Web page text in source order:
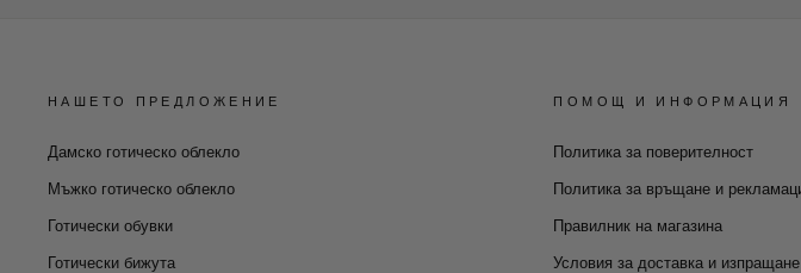
НАШЕТО ПРЕДЛОЖЕНИЕ
Дамско готическо облекло
Мъжко готическо облекло
Готически обувки
Готически бижута
ПОМОЩ И ИНФОРМАЦИЯ
Политика за поверителност
Политика за връщане и
Правилник на магазина
Условия за доставка и изпращане